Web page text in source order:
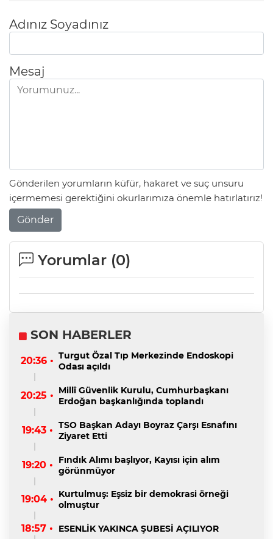
Adınız Soyadınız
Mesaj
Gönderilen yorumların küfür, hakaret ve suç unsuru
içermemesi gerektiğini okurlarımıza önemle hatırlatırız!
Gönder
Yorumlar (0)
SON HABERLER
20:36 • Turgut Özal Tıp Merkezinde Endoskopi
Odası açıldı
20:25 • Millî Güvenlik Kurulu, Cumhurbaşkanı
Erdoğan başkanlığında toplandı
19:43 • TSO Başkan Adayı Boyraz Çarşı Esnafını
Ziyaret Etti
19:20 •
Fındık Alımı başlıyor, Kayısı için alım
görünmüyor
19:04 • Kurtulmuş: Eşsiz bir demokrasi örneği
olmuştur
18:57 • ESENLİK YAKINCA ŞUBESİ AÇILIYOR